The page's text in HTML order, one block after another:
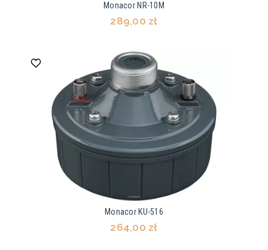
Monacor NR-10M
289,00 zł
Monacor KU-516
264,00 zł